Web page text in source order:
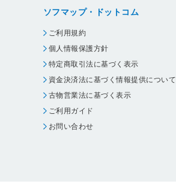
ソフマップ・ドットコム
ご利用規約
個人情報保護方針
特定商取引法に基づく表示
資金決済法に基づく情報提供について
古物営業法に基づく表示
ご利用ガイド
お問い合わせ